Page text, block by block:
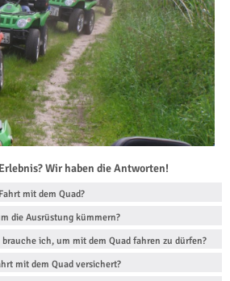
Wir haben die Antworten!
mit dem Quad?
die Ausrüstung kümmern?
ich, um mit dem Quad fahren zu dürfen?
mit dem Quad versichert?